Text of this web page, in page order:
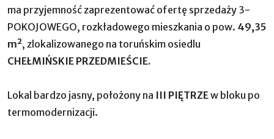
ma przyjemność zaprezentować ofertę sprzedaży 3-
POKOJOWEGO, rozkładowego mieszkania o pow. 49,35
m², zlokalizowanego na toruńskim osiedlu
CHEŁMIŃSKIE PRZEDMIEŚCIE.
Lokal bardzo jasny, położony na III PIĘTRZEw bloku po
termomodernizacji.